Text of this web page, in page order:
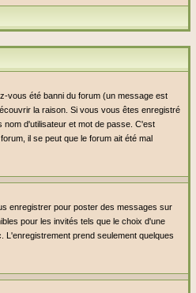
vous été banni du forum (un message est
la raison. Si vous vous êtes enregistré
d'utilisateur et mot de passe. C'est
il se peut que le forum ait été mal
enregistrer pour poster des messages sur
pour les invités tels que le choix d'une
L'enregistrement prend seulement quelques